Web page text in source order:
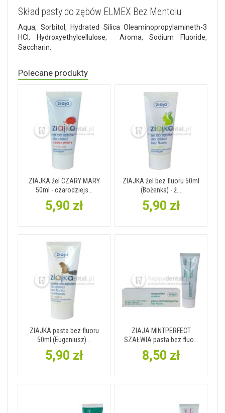
Skład pasty do zębów ELMEX Bez Mentolu
Aqua, Sorbitol, Hydrated Silica Oleaminopropylamineth-3
HCl, Hydroxyethylcellulose, Aroma, Sodium Fluoride,
Saccharin.
Polecane produkty
ZIAJKA żel CZARY MARY
50ml - czarodziejs...
5,90 zł
ZIAJKA żel bez fluoru 50ml
(Bożenka) - ż...
5,90 zł
ZIAJKA pasta bez fluoru
50ml (Eugeniusz)...
5,90 zł
ZIAJA MINTPERFECT
SZAŁWIA pasta bez fluo...
8,50 zł